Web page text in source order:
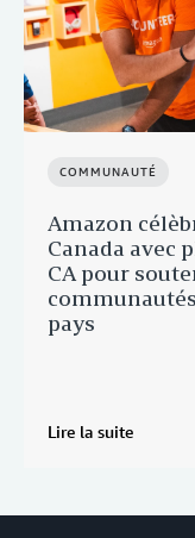
COMMUNAUTÉ
Amazon
Canada avec
CA pour
pays
Lire la suite